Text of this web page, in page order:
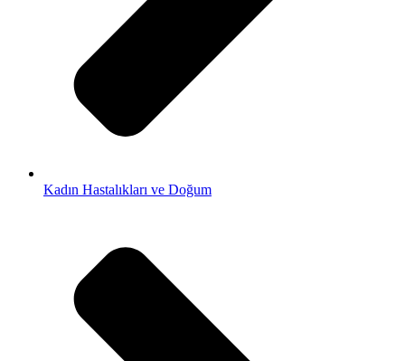
Kadın Hastalıkları ve Doğum